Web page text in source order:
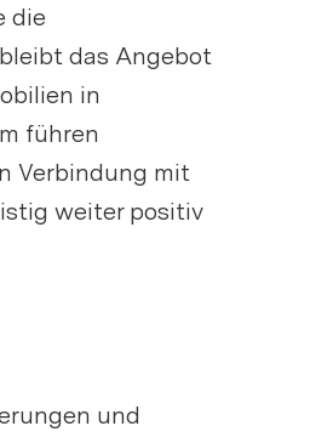
die
das Angebot
in
führen
Verbindung mit
weiter positiv
und